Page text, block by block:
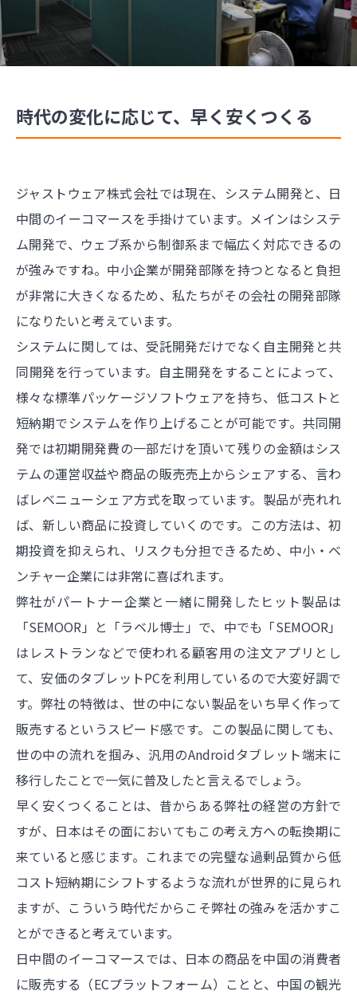
時代の変化に応じて、早く安くつくる
ジャストウェア株式会社では現在、システム開発と、日
中間のイーコマースを手掛けています。メインはシステ
ム開発で、ウェブ系から制御系まで幅広く対応できるの
が強みですね。中小企業が開発部隊を持つとなると負担
が非常に大きくなるため、私たちがその会社の開発部隊
になりたいと考えています。
システムに関しては、受託開発だけでなく自主開発と共
同開発を行っています。自主開発をすることによって、
様々な標準パッケージソフトウェアを持ち、低コストと
短納期でシステムを作り上げることが可能です。共同開
発では初期開発費の一部だけを頂いて残りの金額はシス
テムの運営収益や商品の販売売上からシェアする、言わ
ばレベニューシェア方式を取っています。製品が売れれ
ば、新しい商品に投資していくのです。この方法は、初
期投資を抑えられ、リスクも分担できるため、中小・ベ
ンチャー企業には非常に喜ばれます。
弊社がパートナー企業と一緒に開発したヒット製品は
「SEMOOR」と「ラベル博士」で、中でも「SEMOOR」
はレストランなどで使われる顧客用の注文アプリとし
て、安価のタブレットPCを利用しているので大変好調で
す。弊社の特徴は、世の中にない製品をいち早く作って
販売するというスピード感です。この製品に関しても、
世の中の流れを掴み、汎用のAndroidタブレット端末に
移行したことで一気に普及したと言えるでしょう。
早く安くつくることは、昔からある弊社の経営の方針で
すが、日本はその面においてもこの考え方への転換期に
来ていると感じます。これまでの完璧な過剰品質から低
コスト短納期にシフトするような流れが世界的に見られ
ますが、こういう時代だからこそ弊社の強みを活かすこ
とができると考えています。
日中間のイーコマースでは、日本の商品を中国の消費者
に販売する（ECプラットフォーム）ことと、中国の観光